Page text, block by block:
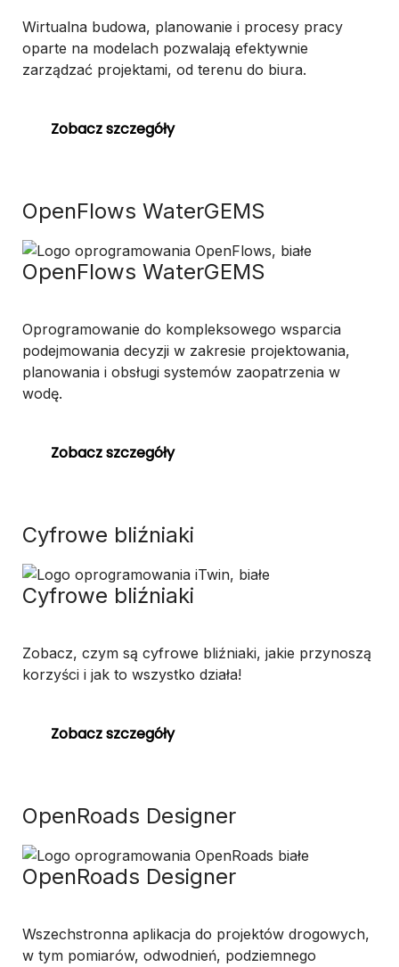
Wirtualna budowa, planowanie i procesy pracy
oparte na modelach pozwalają efektywnie
zarządzać projektami, od terenu do biura.
Zobacz szczegóły
OpenFlows WaterGEMS
OpenFlows WaterGEMS
Oprogramowanie do kompleksowego wsparcia
podejmowania decyzji w zakresie projektowania,
planowania i obsługi systemów zaopatrzenia w
wodę.
Zobacz szczegóły
Cyfrowe bliźniaki
Cyfrowe bliźniaki
Zobacz, czym są cyfrowe bliźniaki, jakie przynoszą
korzyści i jak to wszystko działa!
Zobacz szczegóły
OpenRoads Designer
OpenRoads Designer
Wszechstronna aplikacja do projektów drogowych,
w tym pomiarów, odwodnień, podziemnego